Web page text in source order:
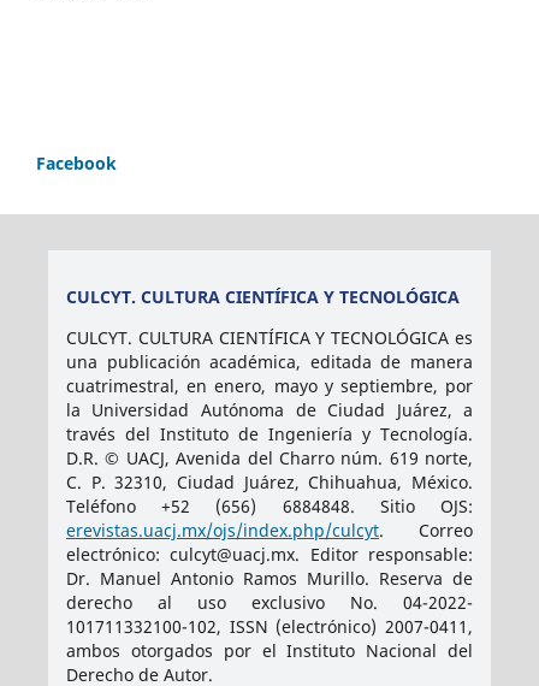
Facebook
CULCYT. CULTURA CIENTÍFICA Y TECNOLÓGICA
CULCYT. CULTURA CIENTÍFICA Y TECNOLÓGICA es
una publicación académica, editada de manera
cuatrimestral, en enero, mayo y septiembre, por
la Universidad Autónoma de Ciudad Juárez, a
través del Instituto de Ingeniería y Tecnología.
D.R. © UACJ, Avenida del Charro núm. 619 norte,
C. P. 32310, Ciudad Juárez, Chihuahua, México.
Teléfono +52 (656) 6884848. Sitio OJS:
erevistas.uacj.mx/ojs/index.php/culcyt. Correo
electrónico: culcyt@uacj.mx. Editor responsable:
Dr. Manuel Antonio Ramos Murillo. Reserva de
derecho al uso exclusivo No. 04-2022-
101711332100-102, ISSN (electrónico) 2007-0411,
ambos otorgados por el Instituto Nacional del
Derecho de Autor.